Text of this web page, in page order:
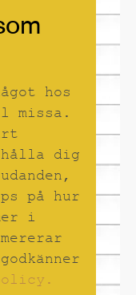
hos
missa.
dig
på hur
i